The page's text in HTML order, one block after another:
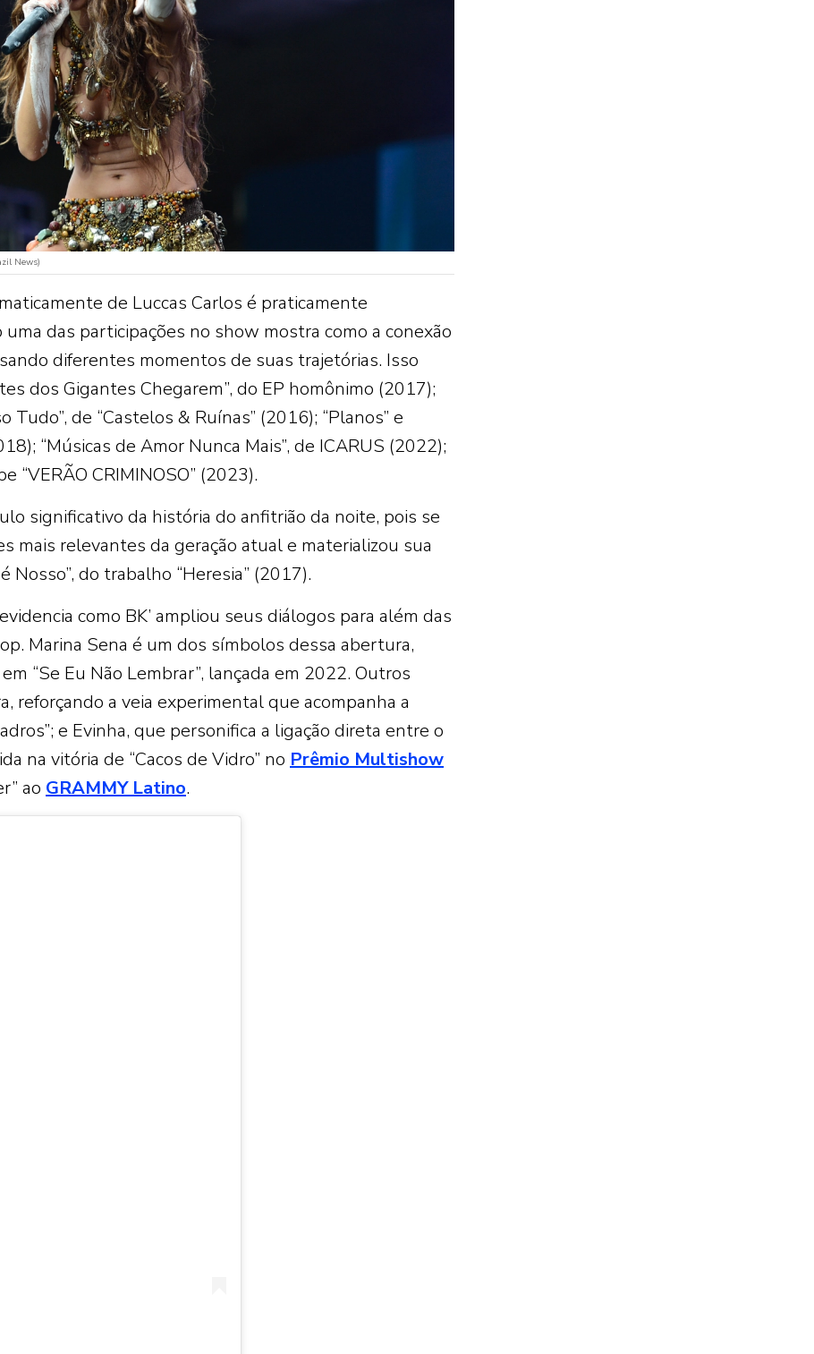
News)
de Luccas Carlos é praticamente
das participações no show mostra como a conexão
diferentes momentos de suas trajetórias. Isso
dos Gigantes Chegarem”, do EP homônimo (2017);
Tudo”, de “Castelos & Ruínas” (2016); “Planos” e
“Músicas de Amor Nunca Mais”, de ICARUS (2022);
“VERÃO CRIMINOSO” (2023).
significativo da história do anfitrião da noite, pois se
mais relevantes da geração atual e materializou sua
Nosso”, do trabalho “Heresia” (2017).
como BK’ ampliou seus diálogos para além das
Marina Sena é um dos símbolos dessa abertura,
“Se Eu Não Lembrar”, lançada em 2022. Outros
reforçando a veia experimental que acompanha a
e Evinha, que personifica a ligação direta entre o
na vitória de “Cacos de Vidro” no Prêmio Multishow
ao GRAMMY Latino.